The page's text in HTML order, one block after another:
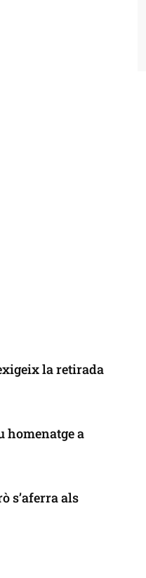
la retirada
homenatge a
s’aferra als